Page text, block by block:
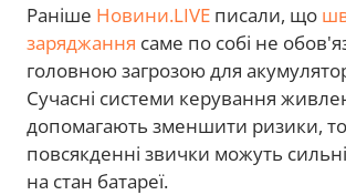
Раніше Новини.LIVE писали, що
заряджання саме по собі не
головною загрозою для
Сучасні системи керування
допомагають зменшити ризики,
повсякденні звички можуть
на стан батареї.